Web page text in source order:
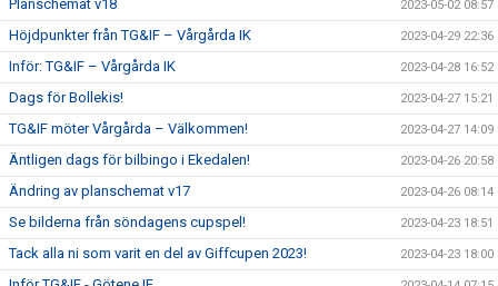
Planschemat v18 2023-05-02 08:57
Höjdpunkter från TG&IF – Vårgårda IK 2023-04-29 22:36
Inför: TG&IF – Vårgårda IK 2023-04-28 16:52
Dags för Bollekis! 2023-04-27 15:21
TG&IF möter Vårgårda – Välkommen! 2023-04-27 14:09
Äntligen dags för bilbingo i Ekedalen! 2023-04-26 20:58
Ändring av planschemat v17 2023-04-26 08:14
Se bilderna från söndagens cupspel! 2023-04-23 18:51
Tack alla ni som varit en del av Giffcupen 2023! 2023-04-23 18:00